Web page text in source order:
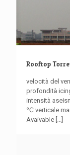
Rooftop
velocità del
profondità
intensità
℃ verticale
Avaivable [...]